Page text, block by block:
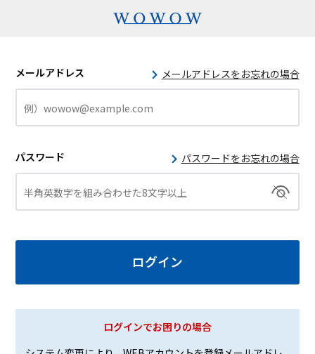
メールアドレス メールアドレスをお忘れの場合
パスワード パスワードをお忘れの場合
ログインでお困りの場合